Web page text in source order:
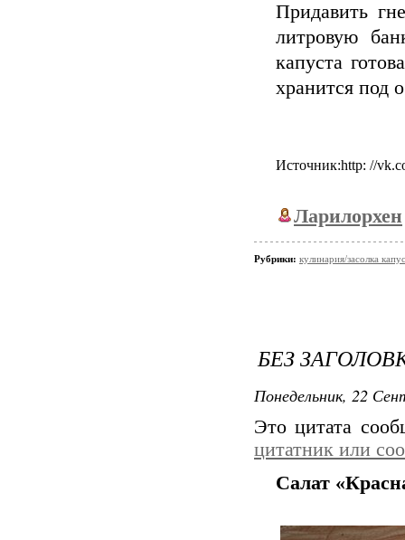
Придавить
литровую
капуста
хранится под
Источник:http: //
Ларилорхен
Рубрики: кулинария/засолка
БЕЗ
Понедельник, 22
Это цитата
цитатник или
Салат